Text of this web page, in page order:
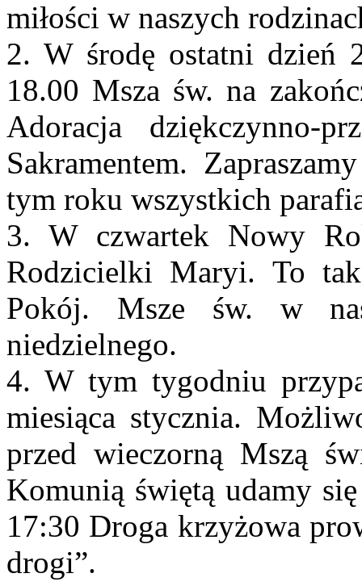
miłości w naszych
2. W środę ostatni dzień
18.00 Msza św. na
Adoracja dziękczynno-
Sakramentem.
tym roku wszystkich
3. W czwartek Nowy
Rodzicielki Maryi. To
Pokój. Msze św. w
niedzielnego.
4. W tym tygodniu
miesiąca stycznia.
przed wieczorną Mszą
Komunią świętą udamy
17:30 Droga krzyżowa
drogi”.